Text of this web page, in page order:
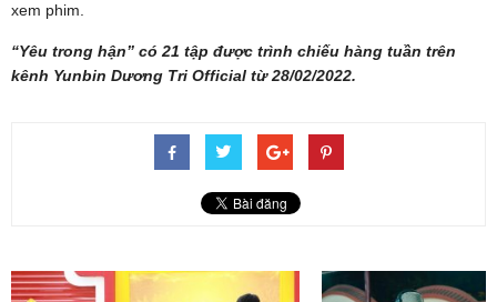
xem phim.
“Yêu trong hận” có 21 tập được trình chiếu hàng tuần trên
kênh Yunbin Dương Tri Official từ 28/02/2022.